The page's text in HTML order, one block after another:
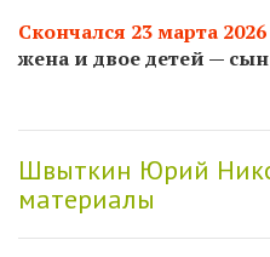
Скончался 23 марта
жена и двое детей —
Швыткин Юрий
материалы